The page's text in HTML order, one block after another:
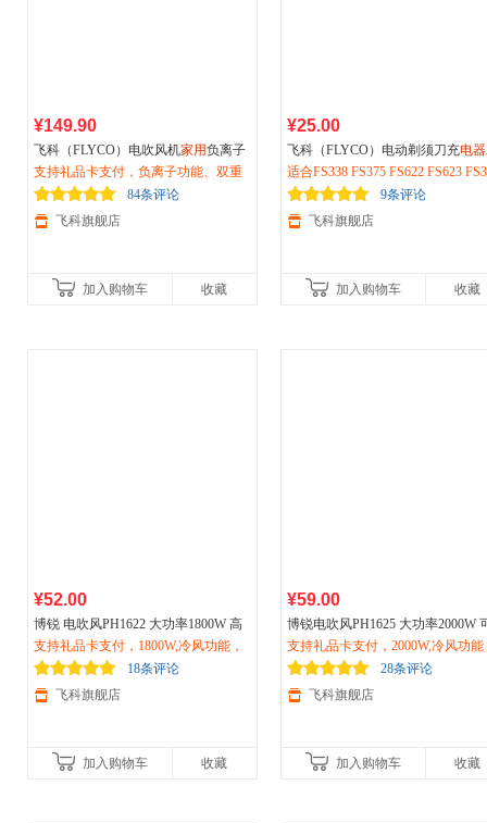
¥149.90
飞科（FLYCO）电吹风机家用负离子
柔风护发大风量速干大功率吹风筒礼
物送女友FH6358（魅力紫）
支持礼品卡支付，负离子功能、双重
防过热保护、一键冷风功能、两档风
力调节
84条评论
飞科旗舰店
加入购物车 收藏
¥25.00
飞科（FLYCO）电动剃须刀充电器
2 充电线USB充电 飞科原装配件
适合FS338 FS375 FS622 FS623
等
9条评论
飞科旗舰店
加入购物车 收藏
¥52.00
博锐 电吹风PH1622 大功率1800W 高
速吹风筒家用宿舍用学生大风力低噪
速干冷热风恒温护发 清新绿
支持礼品卡支付，1800W,冷风功能，
一档风力，三档温度、双重过热保险
18条评论
飞科旗舰店
加入购物车 收藏
¥59.00
博锐电吹风PH1625 大功率2000W
折叠冷热风家用 学生吹风机 1625
支持礼品卡支付，2000W,冷风功能
两档风力，三档温度28条评论
飞科旗舰店
加入购物车 收藏